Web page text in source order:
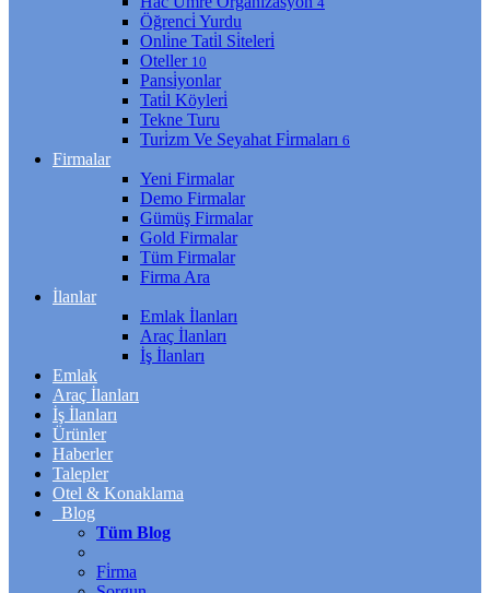
Öğrenci̇ Yurdu
Onli̇ne Tati̇l Si̇teleri̇
Oteller 10
Pansi̇yonlar
Tati̇l Köyleri̇
Tekne Turu
Turi̇zm Ve Seyahat Fi̇rmaları 6
Firmalar
Yeni Firmalar
Demo Firmalar
Gümüş Firmalar
Gold Firmalar
Tüm Firmalar
Firma Ara
İlanlar
Emlak İlanları
Araç İlanları
İş İlanları
Emlak
Araç İlanları
İş İlanları
Ürünler
Haberler
Talepler
Otel & Konaklama
Blog
Tüm Blog
Fi̇rma